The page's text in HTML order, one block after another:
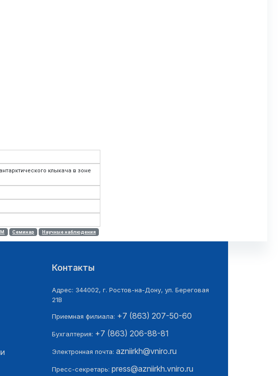
клыкача в зоне
Семинар Научные наблюдения
Контакты
Адрес: 344002, г. Ростов-на-Дону, ул. Береговая
21В
Приемная филиала: +7 (863) 207-50-60
Бухгалтерия: +7 (863) 206-88-81
Электронная почта: azniirkh@vniro.ru
Пресс-секретарь: press@azniirkh.vniro.ru